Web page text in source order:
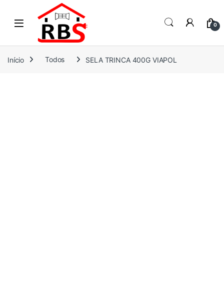
Skip to navigation
0
Início Todos SELA TRINCA 400G VIAPOL